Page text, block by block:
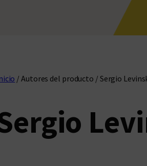
/ Autores del producto / Sergio